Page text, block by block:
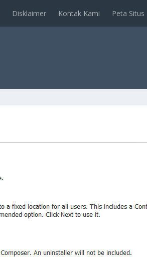
Disklaimer Kontak Kami Peta Situs